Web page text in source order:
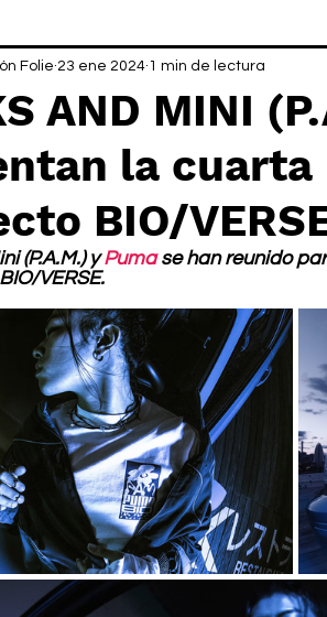
AND MINI
la cuarta
BIO/
Folie 23 ene 2024 1 min de lectura
(P.A.M.) y Puma se han reunido
VERSE.